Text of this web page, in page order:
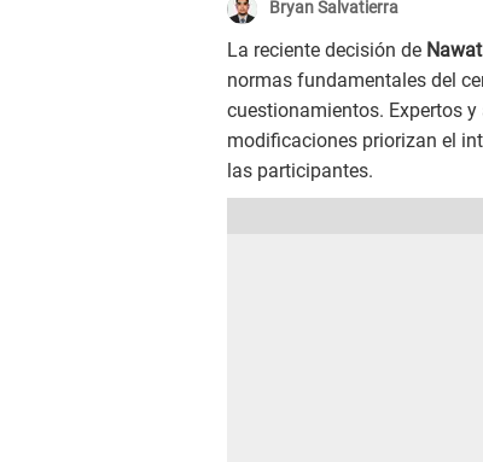
Bryan Salvatierra
La reciente decisión de
normas fundamentales del
cuestionamientos. Expertos
modificaciones priorizan el
las participantes.